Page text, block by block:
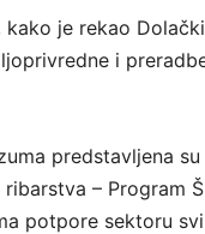
kako je rekao
i
predstavljena
– Program
potpore sektoru